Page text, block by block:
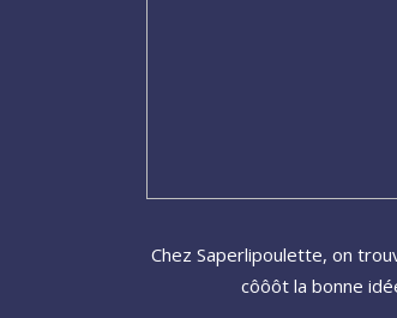
Chez Saperlipoulette, on
côôôt la bonne